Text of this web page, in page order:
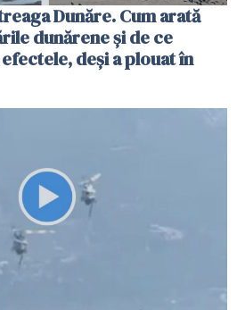
Dunăre. Cum arată
dunărene și de ce
deși a plouat în